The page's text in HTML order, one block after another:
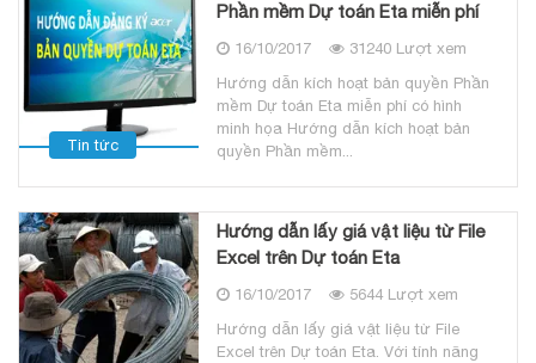
Tin tức
Phần mềm Dự toán Eta miễn phí
16/10/2017
31240 Lượt xem
Hướng dẫn kích hoạt bản quyền Phần
mềm Dự toán Eta miễn phí có hình
minh họa Hướng dẫn kích hoạt bản
quyền Phần mềm...
Hướng dẫn lấy giá vật liệu từ File
Excel trên Dự toán Eta
16/10/2017
5644 Lượt xem
Hướng dẫn lấy giá vật liệu từ File
Excel trên Dự toán Eta. Với tính năng